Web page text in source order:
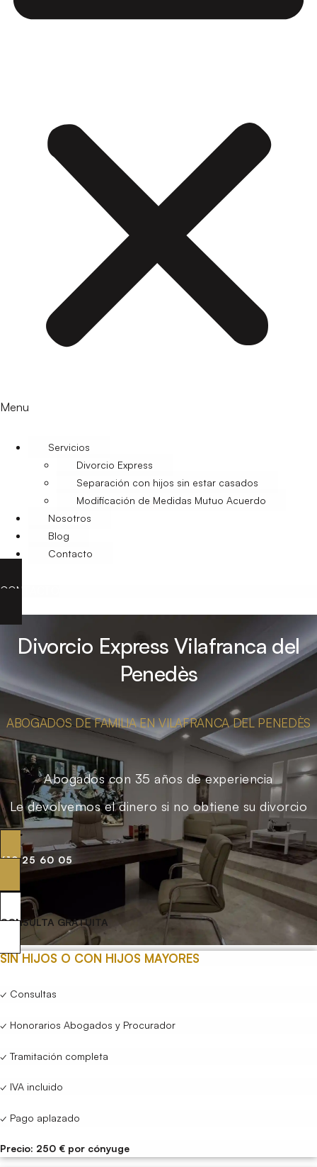
Menu
Servicios
Divorcio Express
Separación con hijos sin estar casados
Modificación de Medidas Mutuo Acuerdo
Nosotros
Blog
Contacto
CONTACTO
Divorcio Express Vilafranca del
Penedès
ABOGADOS DE FAMILIA EN VILAFRANCA DEL PENEDÈS
Abogados con 35 años de experiencia
Le devolvemos el dinero si no obtiene su divorcio
619 25 60 05
CONSULTA GRATUITA
SIN HIJOS O CON HIJOS MAYORES
✓ Consultas
✓ Honorarios Abogados y Procurador
✓ Tramitación completa
✓ IVA incluido
✓ Pago aplazado
Precio: 250 € por cónyuge